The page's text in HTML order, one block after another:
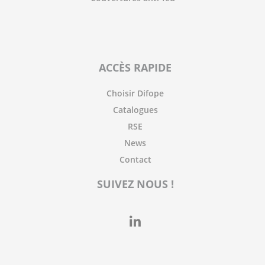
ACCÈS RAPIDE
Choisir Difope
Catalogues
RSE
News
Contact
SUIVEZ NOUS !